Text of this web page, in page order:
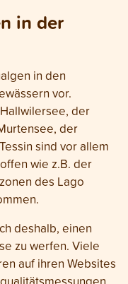
in der
in den
vor.
der
der
sind vor allem
wie z.B. der
des Lago
deshalb, einen
zu werfen. Viele
auf ihren Websites